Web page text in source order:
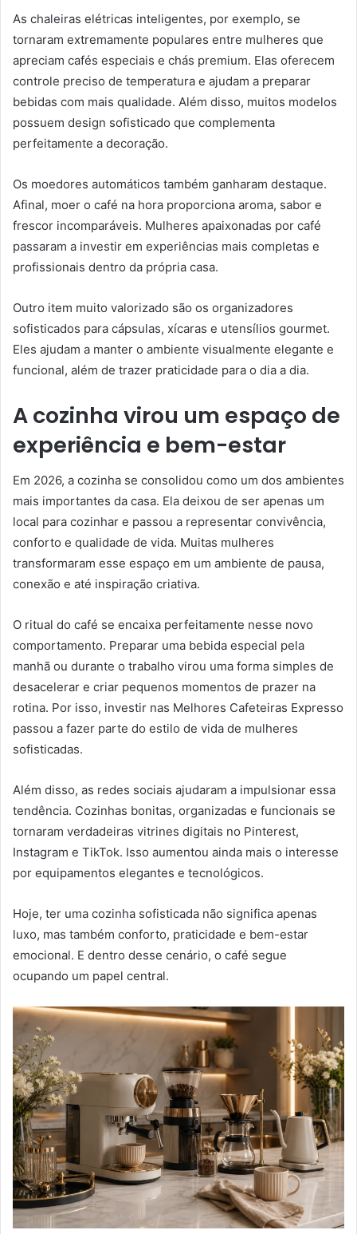
As chaleiras elétricas inteligentes, por exemplo, se
tornaram extremamente populares entre mulheres que
apreciam cafés especiais e chás premium. Elas oferecem
controle preciso de temperatura e ajudam a preparar
bebidas com mais qualidade. Além disso, muitos modelos
possuem design sofisticado que complementa
perfeitamente a decoração.
Os moedores automáticos também ganharam destaque.
Afinal, moer o café na hora proporciona aroma, sabor e
frescor incomparáveis. Mulheres apaixonadas por café
passaram a investir em experiências mais completas e
profissionais dentro da própria casa.
Outro item muito valorizado são os organizadores
sofisticados para cápsulas, xícaras e utensílios gourmet.
Eles ajudam a manter o ambiente visualmente elegante e
funcional, além de trazer praticidade para o dia a dia.
A cozinha virou um espaço de
experiência e bem-estar
Em 2026, a cozinha se consolidou como um dos ambientes
mais importantes da casa. Ela deixou de ser apenas um
local para cozinhar e passou a representar convivência,
conforto e qualidade de vida. Muitas mulheres
transformaram esse espaço em um ambiente de pausa,
conexão e até inspiração criativa.
O ritual do café se encaixa perfeitamente nesse novo
comportamento. Preparar uma bebida especial pela
manhã ou durante o trabalho virou uma forma simples de
desacelerar e criar pequenos momentos de prazer na
rotina. Por isso, investir nas Melhores Cafeteiras Expresso
passou a fazer parte do estilo de vida de mulheres
sofisticadas.
Além disso, as redes sociais ajudaram a impulsionar essa
tendência. Cozinhas bonitas, organizadas e funcionais se
tornaram verdadeiras vitrines digitais no Pinterest,
Instagram e TikTok. Isso aumentou ainda mais o interesse
por equipamentos elegantes e tecnológicos.
Hoje, ter uma cozinha sofisticada não significa apenas
luxo, mas também conforto, praticidade e bem-estar
emocional. E dentro desse cenário, o café segue
ocupando um papel central.